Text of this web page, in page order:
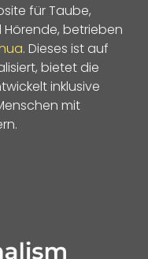
für Taube,
betrieben
. Dieses ist auf
bietet die
inklusive
mit